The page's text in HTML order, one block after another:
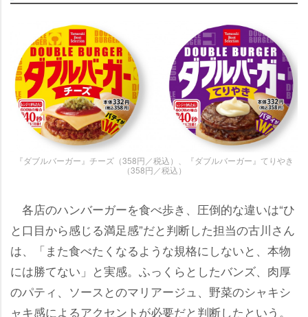
『ダブルバーガー』チーズ（358円／税込）、『ダブルバーガー』てりやき
（358円／税込）
各店のハンバーガーを食べ歩き、圧倒的な違いは“ひ
と口目から感じる満足感”だと判断した担当の古川さん
は、「また食べたくなるような規格にしないと、本物
には勝てない」と実感。ふっくらとしたバンズ、肉厚
のパティ、ソースとのマリアージュ、野菜のシャキシ
ャキ感によるアクセントが必要だと判断したという。